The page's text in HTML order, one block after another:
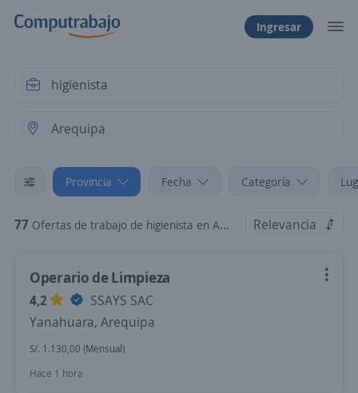
Ingresar
Provincia Fecha Categoría
77 Ofertas de trabajo de higienista en Arequipa Relevancia
Operario de Limpieza
4,2
SSAYS SAC
Yanahuara, Arequipa
S/. 1.130,00 (Mensual)
Hace 1 hora